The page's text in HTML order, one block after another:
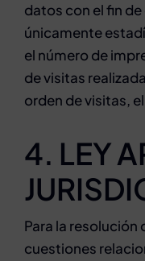
datos con el fin
únicamente
el número de
de visitas
orden de visitas,
4. LEY
Para la
cuestiones